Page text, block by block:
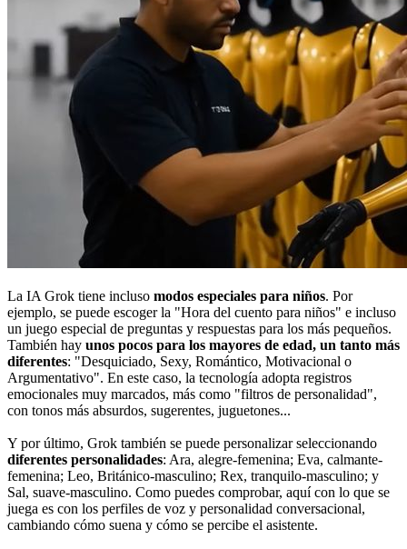
La IA Grok tiene incluso modos especiales para niños. Por
ejemplo, se puede escoger la "Hora del cuento para niños" e incluso
un juego especial de preguntas y respuestas para los más pequeños.
También hay unos pocos para los mayores de edad, un tanto más
diferentes: "Desquiciado, Sexy, Romántico, Motivacional o
Argumentativo". En este caso, la tecnología adopta registros
emocionales muy marcados, más como "filtros de personalidad",
con tonos más absurdos, sugerentes, juguetones...
Y por último, Grok también se puede personalizar seleccionando
diferentes personalidades: Ara, alegre-femenina; Eva, calmante-
femenina; Leo, Británico-masculino; Rex, tranquilo-masculino; y
Sal, suave-masculino. Como puedes comprobar, aquí con lo que se
juega es con los perfiles de voz y personalidad conversacional,
cambiando cómo suena y cómo se percibe el asistente.